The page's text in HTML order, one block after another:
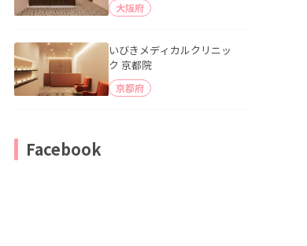
大阪府
いびきメディカルクリニッ
ク 京都院
京都府
Facebook